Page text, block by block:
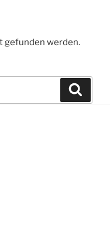
gefunden werden.